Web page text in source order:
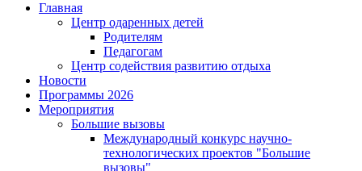
Главная
Центр одаренных детей
Родителям
Педагогам
Центр содействия развитию отдыха
Новости
Программы 2026
Мероприятия
Большие вызовы
Международный конкурс научно-
технологических проектов "Большие
вызовы"